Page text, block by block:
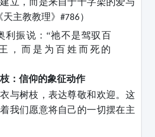
天主教教理》 #786 ）
利振说： “祂不是驾驭百
，而是为百姓而死的
：信仰的象征动作
与树枝，表达尊敬和欢迎。这
我们愿意将自己的一切摆在主